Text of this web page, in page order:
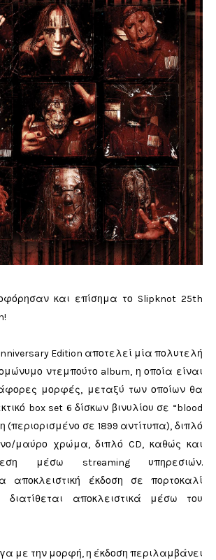
και επίσημα το Slipknot 25th
Edition αποτελεί μία πολυτελή
ντεμπούτο album, η οποία είναι
μορφές, μεταξύ των οποίων θα
box set 6 δίσκων βινυλίου σε “blood
(περιορισμένο σε 1899 αντίτυπα), διπλό
μαύρο χρώμα, διπλό CD, καθώς και
μέσω streaming υπηρεσιών.
αποκλειστική έκδοση σε πορτοκαλί
διατίθεται αποκλειστικά μέσω του
με την μορφή, η έκδοση περιλαμβάνει